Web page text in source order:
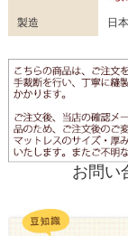
製造 日
お問い